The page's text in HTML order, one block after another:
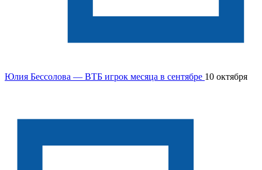
Юлия Бессолова — ВТБ игрок месяца в сентябре 10 октября